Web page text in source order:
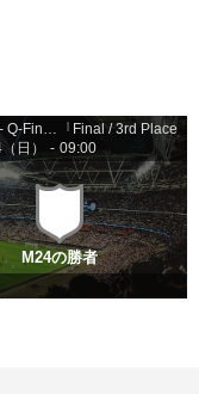
Final / 3rd Place
日） - 09:00
M24の勝者